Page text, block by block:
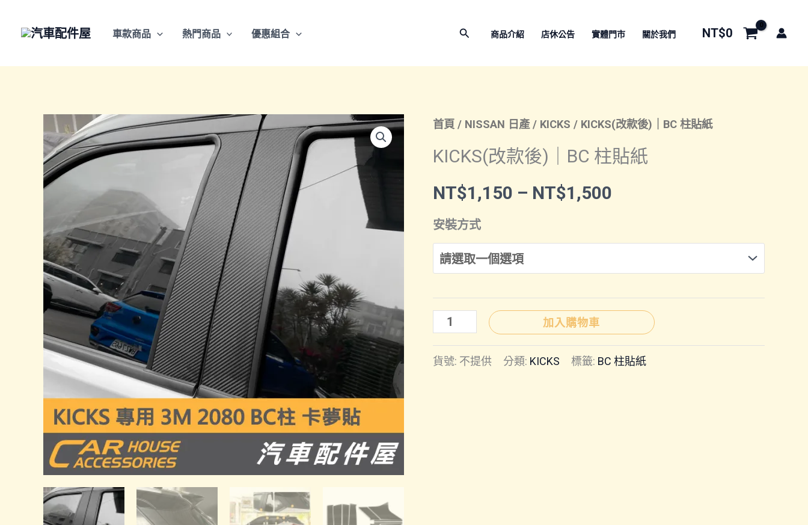
車款商品 熱門商品 優惠組合
搜
商品介紹 店休公告 實體門市 關於我們 NT$0
首頁 / NISSAN 日產 / KICKS / KICKS(改款後)｜BC 柱貼紙
KICKS(改款後)｜BC 柱貼紙
NT$1,150 – NT$1,500
NT$1,150
到
安裝方式
KICKS(改
款
後)
加入購物車
貨號: 不提供 分類: KICKS 標籤: BC 柱貼紙